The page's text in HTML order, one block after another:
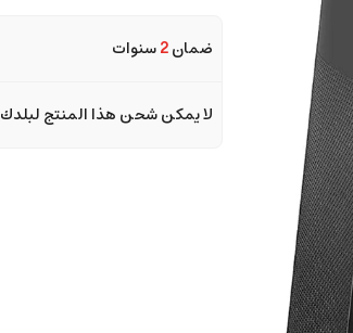
ضمان2سنوات
لا يمكن شحن هذا المنتج لبلدك